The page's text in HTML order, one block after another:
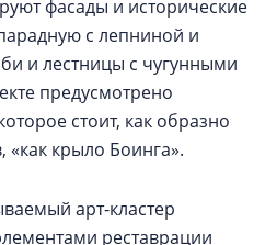
фасады и исторические
с лепниной и
и лестницы с чугунными
предусмотрено
стоит, как образно
крыло Боинга».
арт-кластер
реставрации